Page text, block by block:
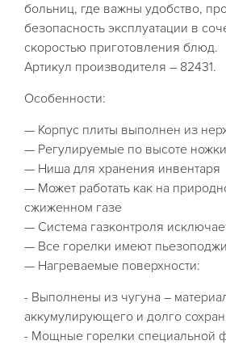
больниц, где важны удобство,
безопасность эксплуатации в
скоростью приготовления блюд.
Артикул производителя – 82431.
Особенности:
— Корпус плиты выполнен из
— Регулируемые по высоте ножки
— Ниша для хранения инвентаря
— Может работать как на
сжиженном газе
— Система газконтроля
— Все горелки имеют
— Нагреваемые поверхности:
- Выполнены из чугуна –
аккумулирующего и долго
- Мощные горелки специальной